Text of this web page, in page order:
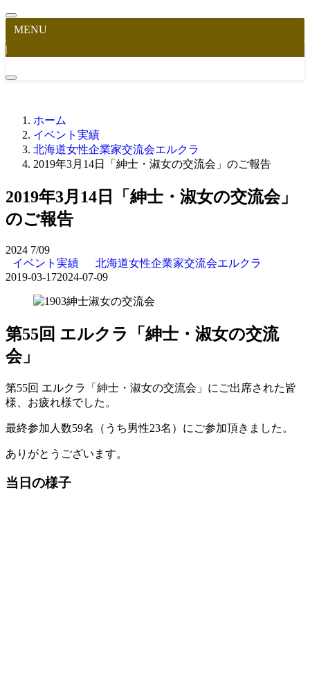
MENU
ホーム
イベント実績
北海道女性企業家交流会エルクラ
2019年3月14日「紳士・淑女の交流会」のご報告
2019年3月14日「紳士・淑女の交流会」
のご報告
2024 7/09
イベント実績
北海道女性企業家交流会エルクラ
2019-03-172024-07-09
第55回 エルクラ「紳士・淑女の交流
会」
第55回 エルクラ「紳士・淑女の交流会」にご出席された皆
様、お疲れ様でした。
最終参加人数59名（うち男性23名）にご参加頂きました。
ありがとうございます。
当日の様子